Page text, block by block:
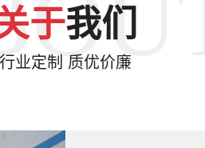
于我们
行业定制 质优价廉